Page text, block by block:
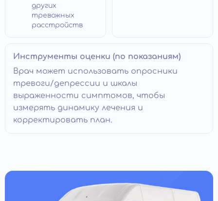
других
тревожных
расстройств
Инструменты оценки (по показаниям)
Врач может использовать опросники
тревоги/депрессии и шкалы
выраженности симптомов, чтобы
измерять динамику лечения и
корректировать план.